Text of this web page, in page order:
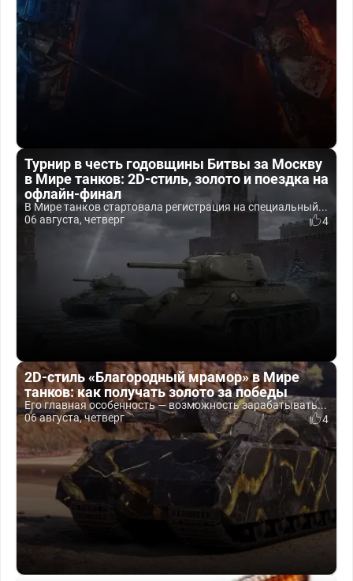
Турнир в честь годовщины Битвы за Москву
в Мире танков: 2D-стиль, золото и поездка на
офлайн-финал
В Мире танков стартовала регистрация на специальный...
06 августа, четверг
4
2D-стиль «Благородный мрамор» в Мире
танков: как получать золото за победы
Его главная особенность — возможность зарабатывать...
06 августа, четверг
4